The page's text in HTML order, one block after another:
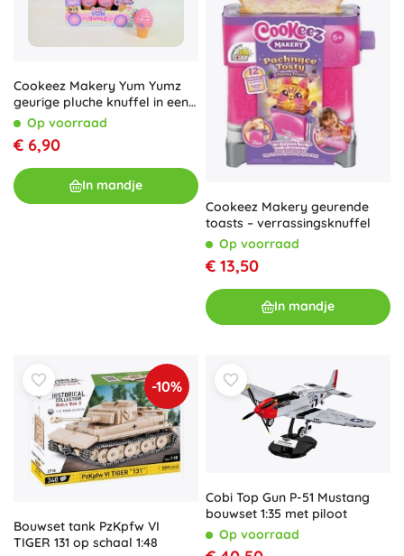
Cookeez Makery Yum Yumz
geurige pluche knuffel in een
hoorntje
Op voorraad
€ 6,90
In mandje
Cookeez Makery geurende
toasts – verrassingsknuffel
Op voorraad
€ 13,50
In mandje
-10%
Bouwset tank PzKpfw VI
TIGER 131 op schaal 1:48
Cobi Top Gun P-51 Mustang
bouwset 1:35 met piloot
Op voorraad